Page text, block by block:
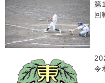
第
回
令